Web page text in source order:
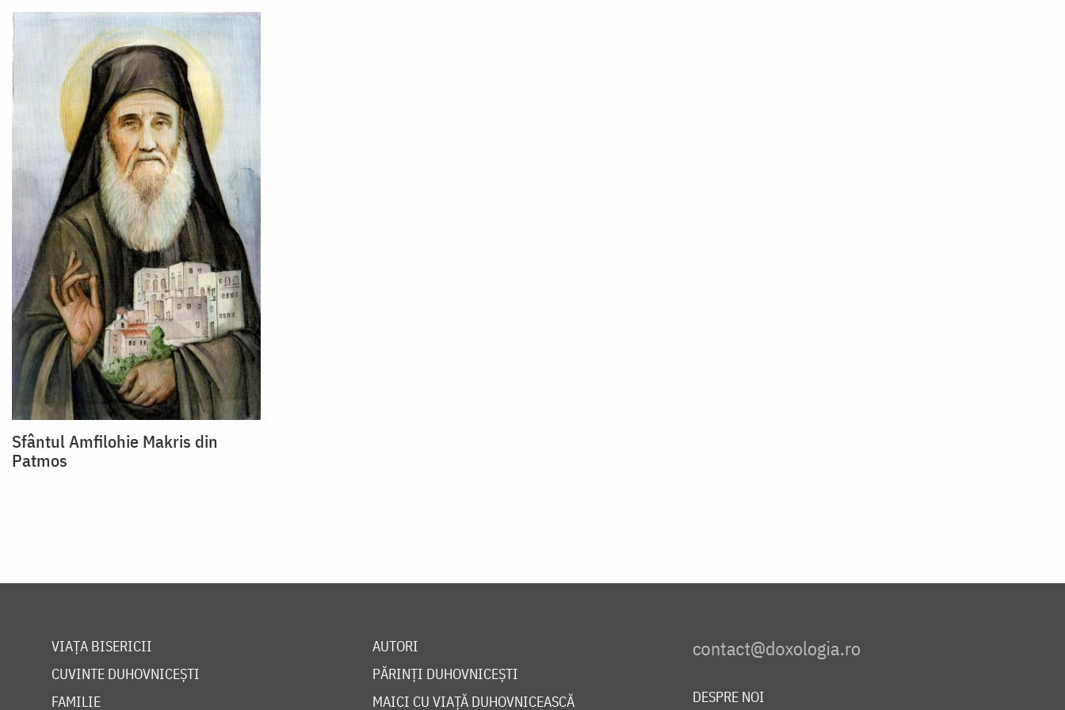
Sfântul Amfilohie Makris din
Patmos
VIAȚA BISERICII
CUVINTE DUHOVNICEȘTI
FAMILIE
AUTORI
PĂRINȚI DUHOVNICEȘTI
MAICI CU VIAȚĂ DUHOVNICEASCĂ
DESPRE NOI